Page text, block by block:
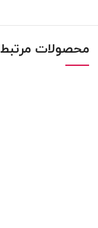
محصولات مرتبط